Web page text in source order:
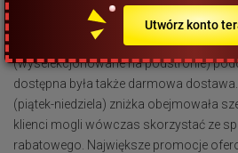
na Black Friday w latach
W zeszłym roku Adidas oferował 30%
(wyselekcjonowane na podstronie)
dostępna była także darmowa
(piątek-niedziela) zniżka obejmowała
klienci mogli wówczas skorzystać ze
rabatowego. Największe promocje
Utwórz konto